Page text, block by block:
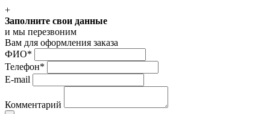
+
Заполните свои данные
и мы перезвоним
Вам для оформления заказа
ФИО*
Телефон*
E-mail
Комментарий